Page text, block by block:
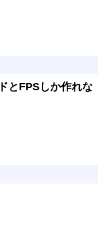
とFPSしか作れな